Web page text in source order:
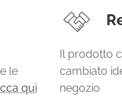
le
qui
Il prodotto
cambiato
negozio